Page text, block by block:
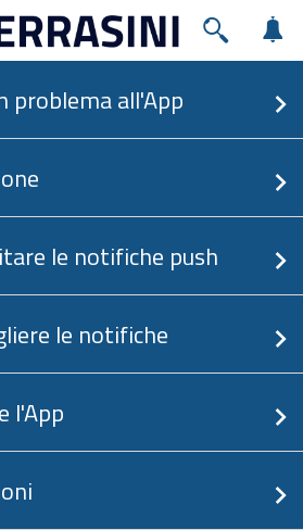
problema all'App
le notifiche push
le notifiche
l'App